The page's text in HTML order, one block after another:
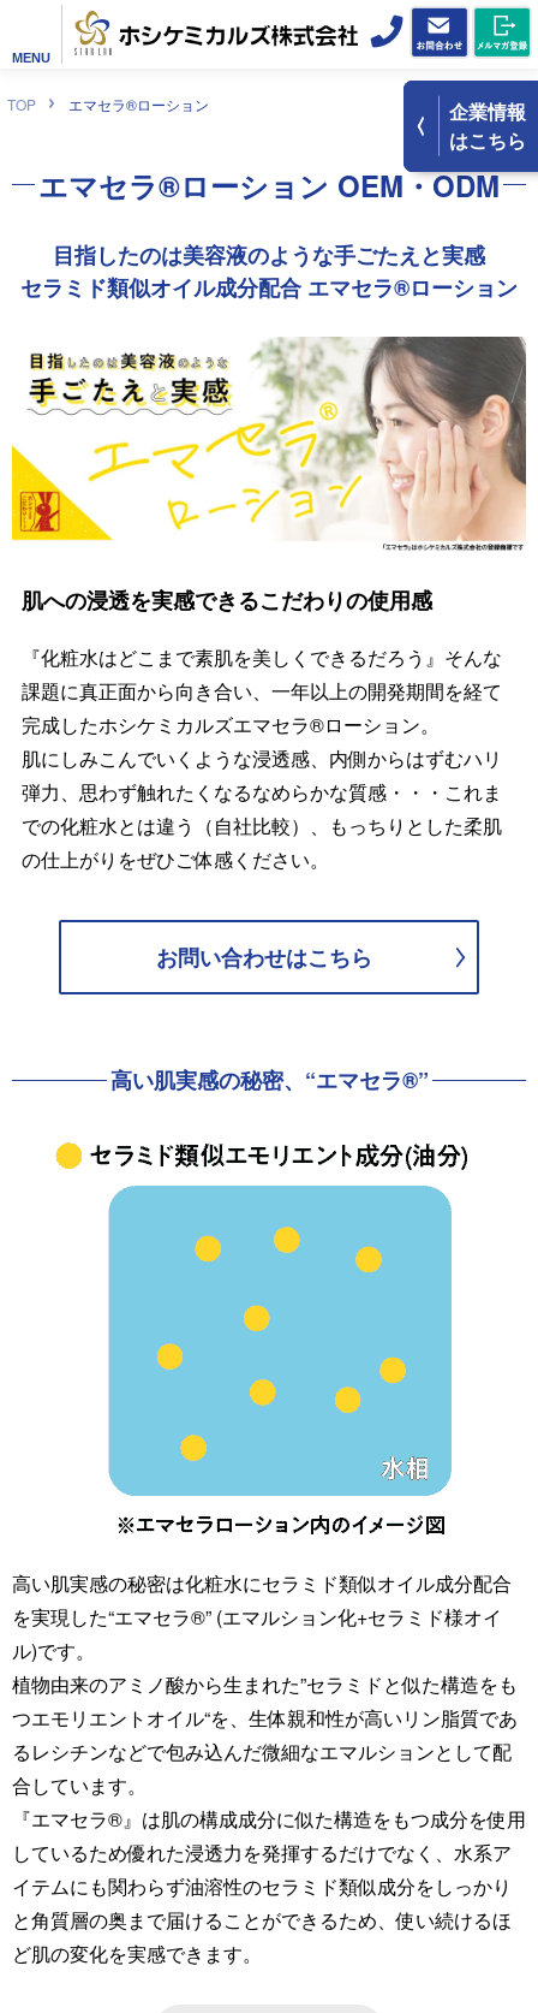
MENU
企業情報
はこちら
TOP エマセラ®ローション
エマセラ®ローション OEM・ODM
目指したのは美容液のような手ごたえと実感
セラミド類似オイル成分配合 エマセラ®ローション
肌への浸透を実感できるこだわりの使用感
『化粧水はどこまで素肌を美しくできるだろう』そんな
課題に真正面から向き合い、一年以上の開発期間を経て
完成したホシケミカルズエマセラ®ローション。
肌にしみこんでいくような浸透感、内側からはずむハリ
弾力、思わず触れたくなるなめらかな質感・・・これま
での化粧水とは違う（自社比較）、
もっちりとした柔肌
の仕上がりをぜひご体感ください。
お問い合わせはこちら
高い肌実感の秘密、“エマセラ®”
高い肌実感の秘密は化粧水にセラミド類似オイル成分配合
を実現した“エマセラ®” (エマルション化+セラミド様オイ
ル)です。
植物由来のアミノ酸から生まれた”セラミドと似た構造をも
つエモリエントオイル“を、 生体親和性が高いリン脂質であ
るレシチンなどで包み込んだ微細なエマルションとして配
合しています。
『エマセラ®』は肌の構成成分に似た構造をもつ成分を使用
しているため優れた浸透力を発揮するだけでなく、水系ア
イテムにも関わらず油溶性のセラミド類似成分をしっかり
と角質層の奥まで届けることができるため、使い続けるほ
ど肌の変化を実感できます。